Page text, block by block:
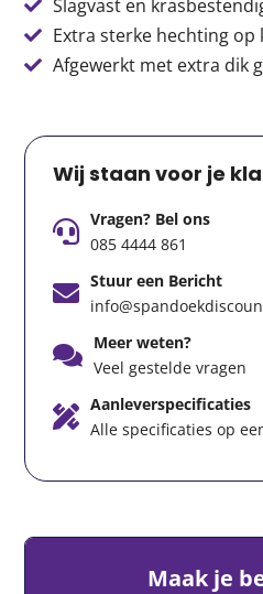
Slagvast en
Extra sterke hechting
Afgewerkt met extra dik
Wij staan voor je
Vragen? Bel ons
085 4444 861
Stuur een Bericht
Meer weten?
Veel gestelde vragen
Aanleverspecificaties
Alle specificaties op
Maak je